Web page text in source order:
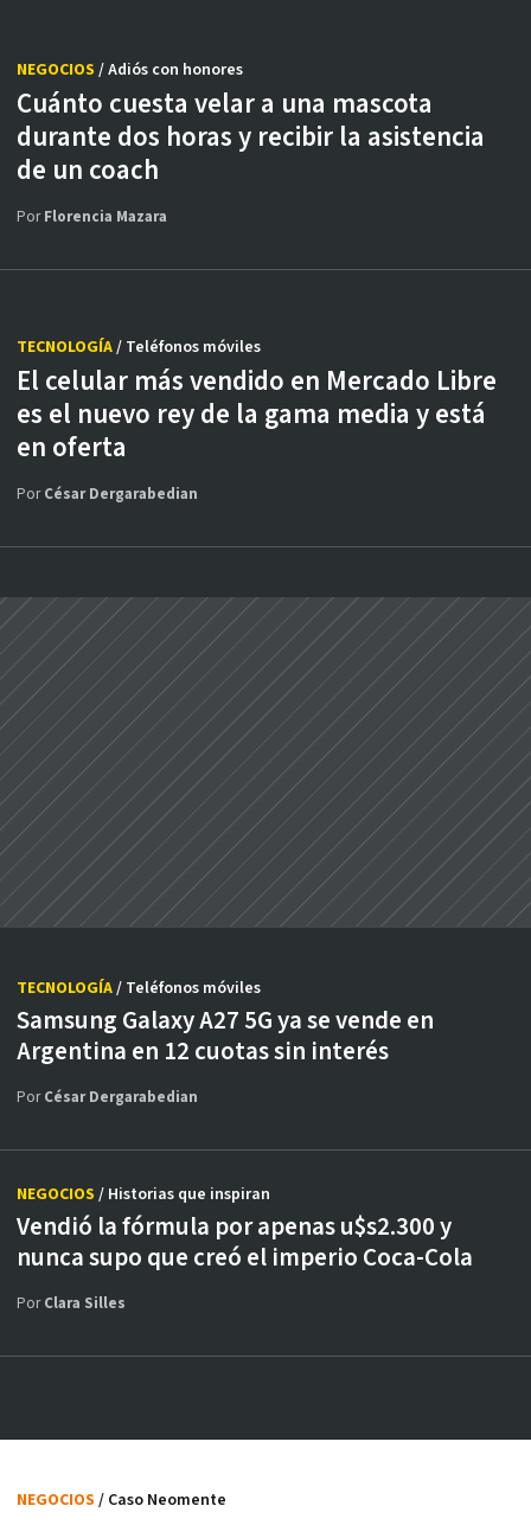
Cuánto cuesta velar a una mascota
durante dos horas y recibir la asistencia
de un coach
NEGOCIOS / Adiós con honores
PorFlorencia Mazara
El celular más vendido en Mercado Libre
es el nuevo rey de la gama media y está
en oferta
TECNOLOGÍA/ Teléfonos móviles
PorCésar Dergarabedian
Samsung Galaxy A27 5G ya se vende en
Argentina en 12 cuotas sin interés
TECNOLOGÍA/ Teléfonos móviles
PorCésar Dergarabedian
Vendió la fórmula por apenas u$s2.300 y
nunca supo que creó el imperio Coca-Cola
NEGOCIOS / Historias que inspiran
PorClara Silles
NEGOCIOS / Caso Neomente